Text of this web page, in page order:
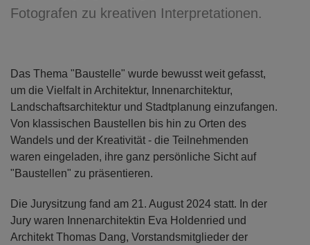
Fotografen zu kreativen Interpretationen.
Das Thema "Baustelle" wurde bewusst weit gefasst,
um die Vielfalt in Architektur, Innenarchitektur,
Landschaftsarchitektur und Stadtplanung einzufangen.
Von klassischen Baustellen bis hin zu Orten des
Wandels und der Kreativität - die Teilnehmenden
waren eingeladen, ihre ganz persönliche Sicht auf
"Baustellen" zu präsentieren.
Die Jurysitzung fand am 21. August 2024 statt. In der
Jury waren Innenarchitektin Eva Holdenried und
Architekt Thomas Dang, Vorstandsmitglieder der